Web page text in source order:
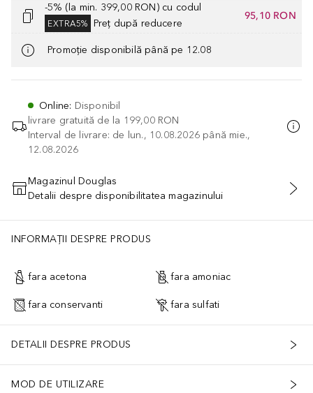
-5% (la min. 399,00 RON) cu codul
EXTRA5% Preț după reducere
95,10 RON
Promoție disponibilă până pe 12.08
Online: Disponibil
livrare gratuită de la 199,00 RON
Interval de livrare: de lun., 10.08.2026 până mie.,
12.08.2026
ADĂUGAȚI ÎN COŞ
Magazinul Douglas
Detalii despre disponibilitatea magazinului
INFORMAȚII DESPRE PRODUS
fara acetona fara amoniac
fara conservanti fara sulfati
DETALII DESPRE PRODUS
MOD DE UTILIZARE